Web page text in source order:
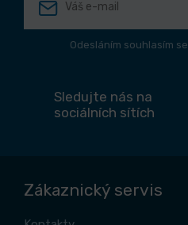
Odesláním souhlasím se
Sledujte nás na
sociálních sítích
Zákaznický servis